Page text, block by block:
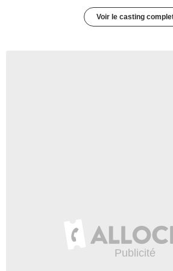
Voir le casting